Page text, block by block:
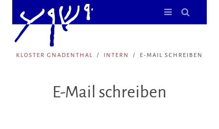
KLOSTER GNADENTHAL INTERN E-MAIL SCHREIBEN
E-Mail schreiben